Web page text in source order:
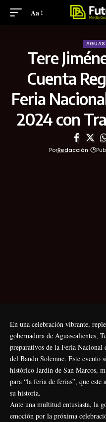
Aa
Tere
Cuenta
Feria
2024 con
PorRedacción
En una celebración vibrante,
gobernadora de Aguascalientes,
preparativos de la Feria Nacional
del Bando Solemne. Este evento
histórico Jardín de San Marcos,
para “la feria de ferias”, que este
su historia.
Ante una multitud entusiasta, la
emoción por la próxima